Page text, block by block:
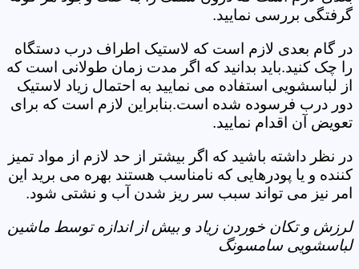
گرفتگی بررسی نمایید.
در گام بعدی لازم است که لاستیک اطراف درب دستگاه
را چک کنید.باید بدانید که اگر مدت زمان طولانی است که
از لباسشویی استفاده می نمایید به احتمال زیاد لاستیک
دور درب فرسوده شده است.بنابراین لازم است که برای
تعویض آن اقدام نمایید.
در نظر داشته باشید که اگر بیشتر از حد لازم از مواد تمیز
کننده و یا پودرهایی که نامناسب هستند بهره می برید این
امر نیز می تواند سبب سر ریز شدن آب و نشتی شود.
لرزش و تکان خوردن زیاد و بیش از اندازه توسط ماشین
لباسشویی سامسونگ